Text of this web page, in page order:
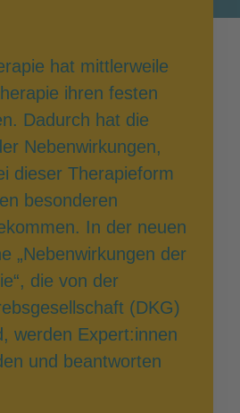
hat mittlerweile
ihren festen
Dadurch hat die
Nebenwirkungen,
dieser Therapieform
besonderen
In der neuen
„Nebenwirkungen der
die von der
(DKG)
werden Expert:innen
und beantworten